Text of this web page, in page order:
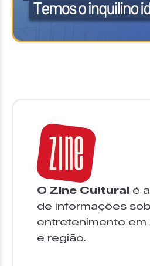
O Zine Cultural é
de informações
entretenimento em
e região.